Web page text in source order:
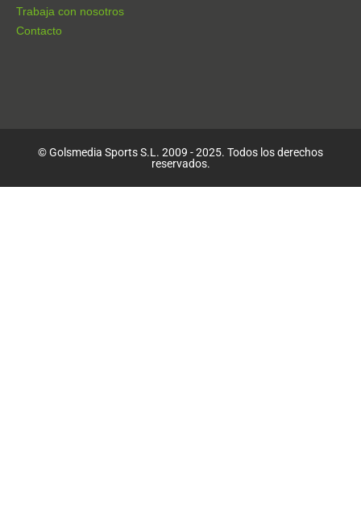
Trabaja con nosotros
Contacto
© Golsmedia Sports S.L. 2009 - 2025. Todos los derechos
reservados.